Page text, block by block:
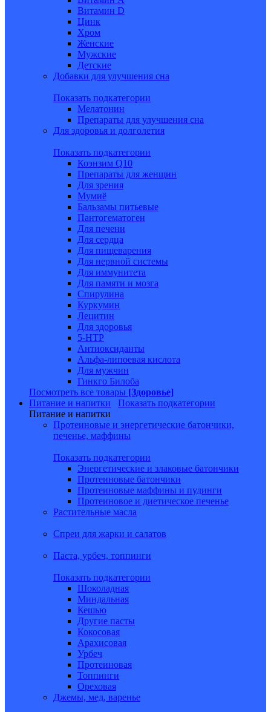
Витамин D
Цинк
Хром
Женские
Мужские
Детские
Добавки для улучшения сна
Показать подкатегории
Мелатонин
Препараты для улучшения сна
Для здоровья и долголетия
Показать подкатегории
Коэнзим Q10
Препараты для женщин
Для зрения
Мумиё
Бальзамы питьевые
Пантогематоген
Для печени
Для сердца
Для пищеварения
Для нервной системы
Для иммунитета
Для памяти и мозга
Спирулина
Куркумин
Лецитин
Для здоровья
5-HTP
Антиоксиданты
Альфа-липоевая кислота
Для мужчин
Гинкго Билоба
Посмотреть все товары [Здоровье]
Питание и напитки
Показать подкатегории
Питание и напитки
Протеиновые и энергетические батончики,
печенье, маффины
Показать подкатегории
Энергетические и злаковые батончики
Протеиновые батончики
Протеиновые маффины и пудинги
Протеиновое и диетическое печенье
Растительные масла
Спреи для жарки и салатов
Паста, урбеч, топпинги
Показать подкатегории
Шоколадная
Миндальная
Кешью
Другие пасты
Кокосовая
Арахисовая
Урбеч
Протеиновая
Топпинги
Ореховая
Джемы, мед, варенье